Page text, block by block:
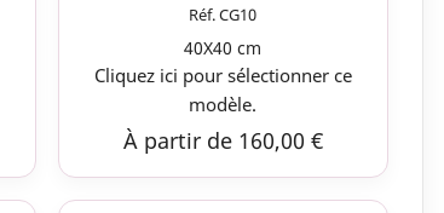
Réf. CG10
40X40 cm
Cliquez ici pour sélectionner ce
modèle.
À partir de 160,00 €